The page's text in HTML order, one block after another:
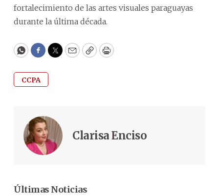
fortalecimiento de las artes visuales paraguayas
durante la última década.
WhatsApp
Facebook
Twitter
EmailCopyPrint
CCPA
Clarisa Enciso
Últimas Noticias